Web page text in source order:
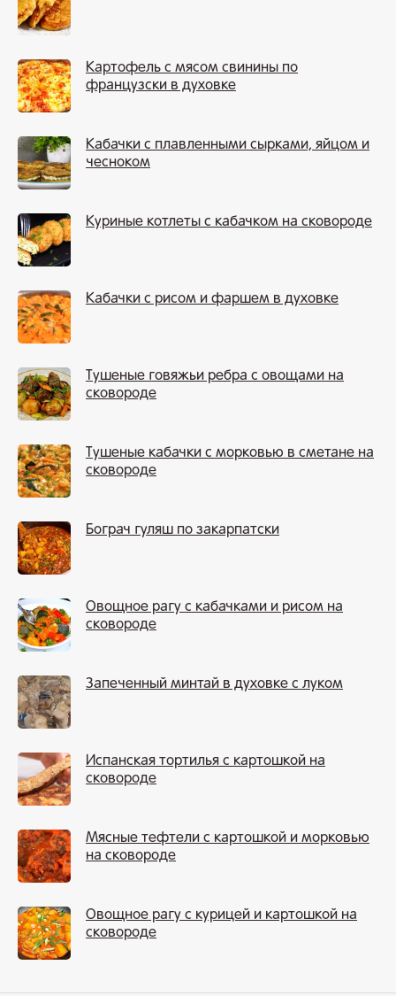
Картофель с мясом свинины по
французски в духовке
Кабачки с плавленными сырками, яйцом и
чесноком
Куриные котлеты с кабачком на сковороде
Кабачки с рисом и фаршем в духовке
Тушеные говяжьи ребра с овощами на
сковороде
Тушеные кабачки с морковью в сметане на
сковороде
Бограч гуляш по закарпатски
Овощное рагу с кабачками и рисом на
сковороде
Запеченный минтай в духовке с луком
Испанская тортилья с картошкой на
сковороде
Мясные тефтели с картошкой и морковью
на сковороде
Овощное рагу с курицей и картошкой на
сковороде